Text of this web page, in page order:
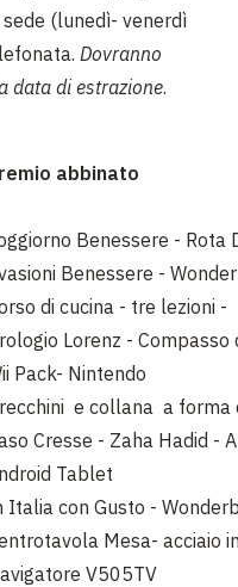
(lunedì- venerdì
Dovranno
data di estrazione.
abbinato
Benessere - Rota
Benessere -
di cucina - tre lezioni
Lorenz - Compasso
Pack- Nintendo
e collana a forma
Cresse - Zaha Hadid -
Tablet
Italia con Gusto -
Mesa- acciaio
V505TV